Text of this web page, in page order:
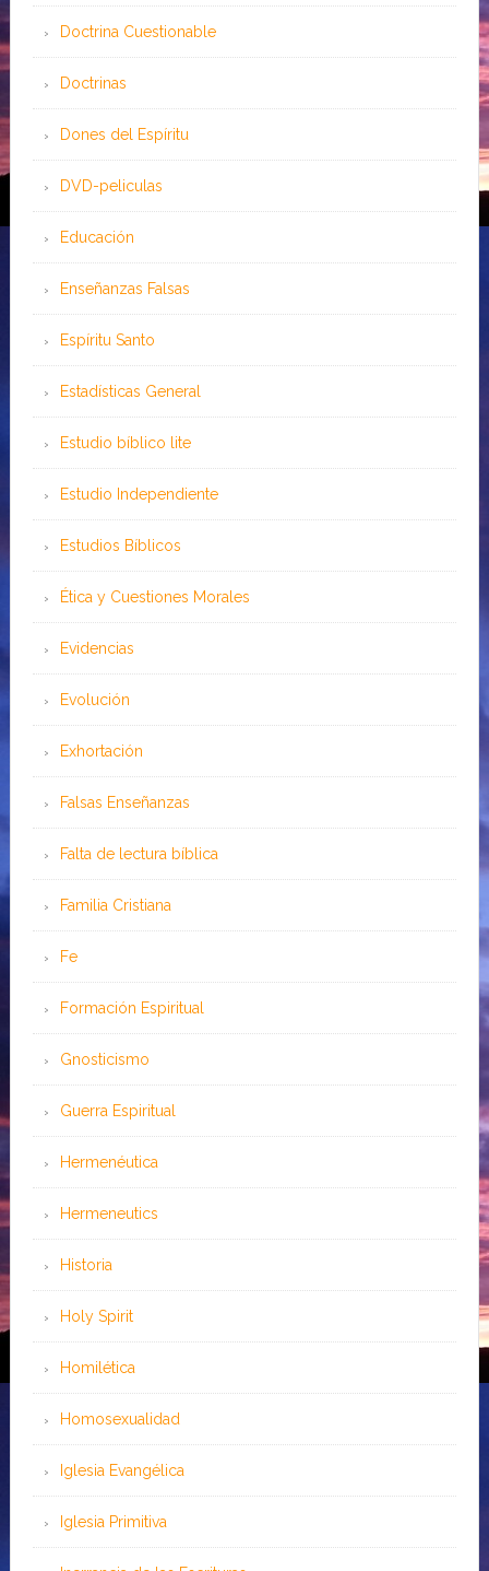
Doctrina Cuestionable
Doctrinas
Dones del Espíritu
DVD-peliculas
Educación
Enseñanzas Falsas
Espíritu Santo
Estadísticas General
Estudio bíblico lite
Estudio Independiente
Estudios Bíblicos
Ética y Cuestiones Morales
Evidencias
Evolución
Exhortación
Falsas Enseñanzas
Falta de lectura bíblica
Familia Cristiana
Fe
Formación Espiritual
Gnosticismo
Guerra Espiritual
Hermenéutica
Hermeneutics
Historia
Holy Spirit
Homilética
Homosexualidad
Iglesia Evangélica
Iglesia Primitiva